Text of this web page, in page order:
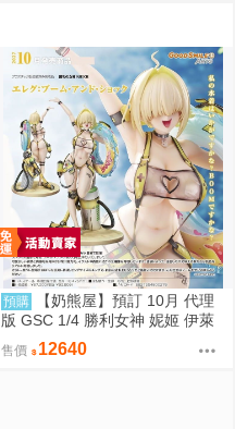
預購
【奶熊屋】預訂 10月 代理
版 GSC 1/4 勝利女神 妮姬 伊萊
格 BOOM與驚嚇 0905
售價 12640